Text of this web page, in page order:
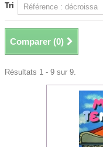
Tri
Comparer (0)
Résultats 1 - 9 sur 9.